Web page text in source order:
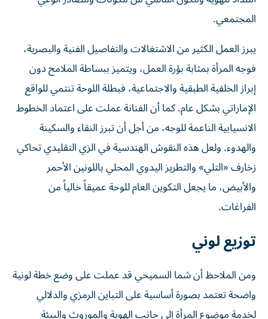
المجتمعي.
يبرز العمل الكثير من الاشتغالات والتفاصيل الفنية والبصرية،
فوجه المرأة بمثابة بؤرة العمل، ويتميز ببساطة الملامح دون
إبراز الخلفية الطبقية والاجتماعية، فبطلة اللوحة تنتمي للواقع
الإماراتي بشكل عام. كما أن الفنانة عملت على اعتماد الخطوط
الانسيابية الناعمة للوجه، من أجل أن تبرز النقاء والسكينة
والهدوء. ولعل هذه النقوش الهندسية في الزي التقليدي تحاكي
زخارف «التلي» والتطريز اليدوي المحلي باللونين الأحمر
والأبيض، ما يجعل التكوين العام للوحة عميقاً خالياً من
الفراغات.
توزيع لوني
ومن الملاحظ أن شما السميحي قد عملت على وضع خطة لونية
واضحة تعتمد بصورة أساسية على التباين الرمزي والدلالي